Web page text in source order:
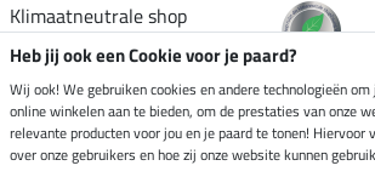
Klimaatneutrale shop
Verzending per
Heb jij ook een Cookie voor je paard?
Wij ook! We gebruiken cookies en andere technologieën
online winkelen aan te bieden, om de prestaties van onze
relevante producten voor jou en je paard te tonen! Hiervoor
over onze gebruikers en hoe zij onze website kunnen